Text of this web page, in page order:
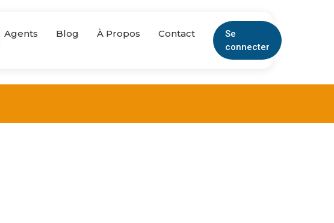
Agents Blog À Propos Contact
Se
connecter